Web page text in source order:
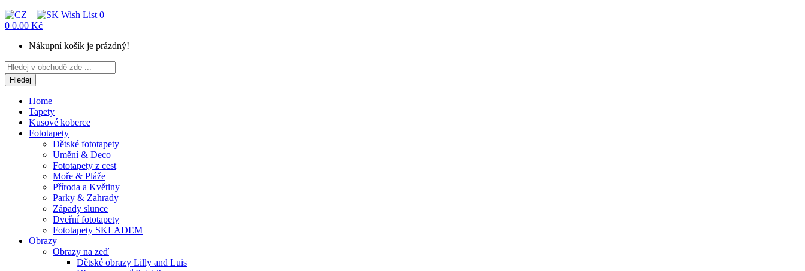
Wish List 0
0 0.00 Kč
Nákupní košík je prázdný!
Hledej
Home
Tapety
Kusové koberce
Fototapety
Dětské fototapety
Umění & Deco
Fototapety z cest
Moře & Pláže
Příroda a Květiny
Parky & Zahrady
Západy slunce
Dveřní fototapety
Fototapety SKLADEM
Obrazy
Obrazy na zeď
Dětské obrazy Lilly and Luis